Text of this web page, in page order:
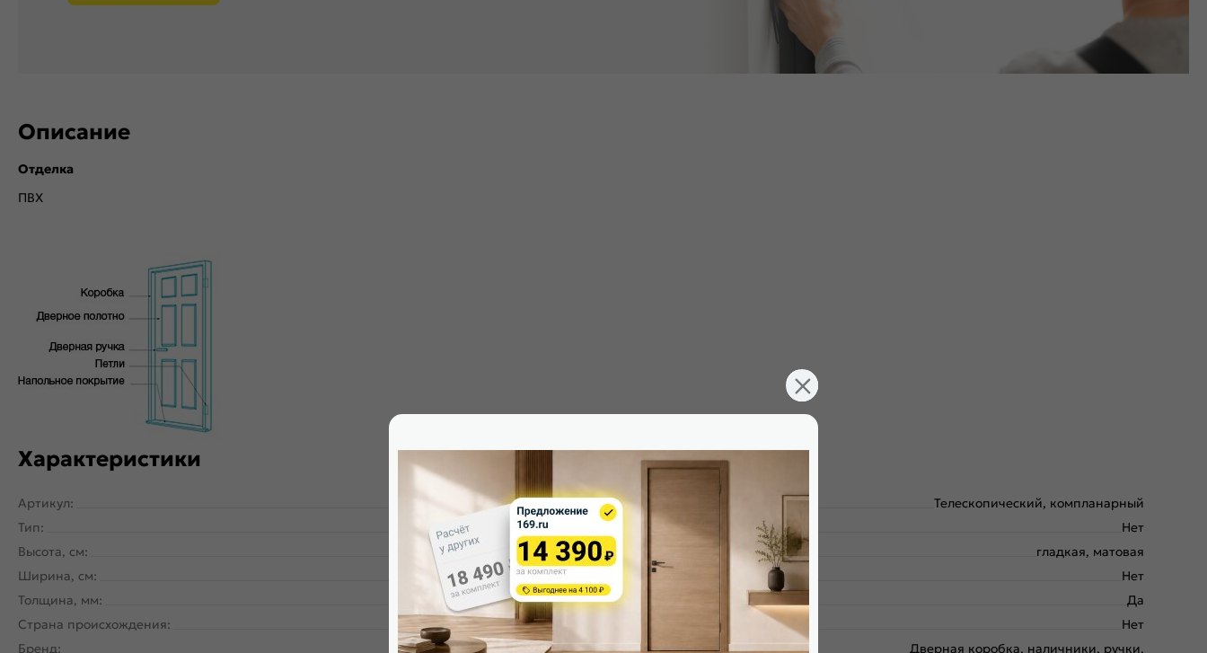
Описание
Отделка
ПВХ
Характеристики
Артикул:
FD6351254
Тип:
Межкомнатные двери
Высота, см:
190
Ширина, см:
60
Толщина, мм:
36
Страна происхождения:
Россия
Бренд:
Triadoors
Тип погонажных изделий:
Телескопический, компланарный
Кромка:
Нет
Поверхность:
гладкая, матовая
Возможность покраски:
Нет
Для влажных помещений:
Да
Наличие притвора:
Нет
Принадлежности, необходимые
Дверная коробка, наличники, ручки.